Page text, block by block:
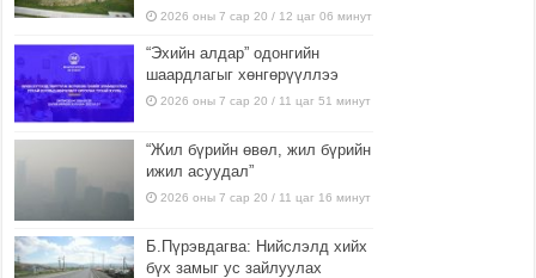
2026 оны 7 сар 20 / 12 цаг 06 минут
“Эхийн алдар” одонгийн
шаардлагыг хөнгөрүүллээ
2026 оны 7 сар 20 / 11 цаг 51 минут
“Жил бүрийн өвөл, жил бүрийн
ижил асуудал”
2026 оны 7 сар 20 / 11 цаг 16 минут
Б.Пүрэвдагва: Нийслэлд хийх
бүх замыг ус зайлуулах